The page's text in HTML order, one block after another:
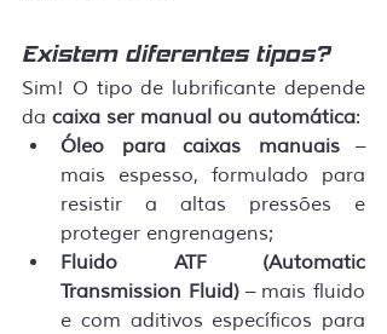
Existem diferentes tipos?
Sim! O tipo de lubrificante depende
da caixa ser manual ou automática:
Óleo para caixas manuais –
mais espesso, formulado para
resistir a altas pressões e
proteger engrenagens;
Fluido ATF (Automatic
Transmission Fluid) – mais fluido
e com aditivos específicos para